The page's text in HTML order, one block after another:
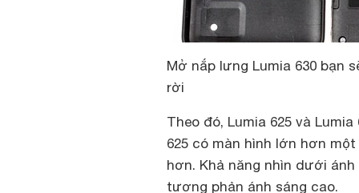
Mở nắp lưng Lumia 630 bạn
rời
Theo đó, Lumia 625 và
625 có màn hình lớn hơn
hơn. Khả năng nhìn dưới
tương phản ánh sáng cao.